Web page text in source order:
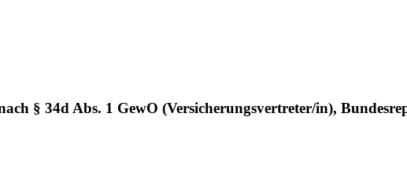
§ 34d Abs. 1 GewO (Versicherungsvertreter/in),